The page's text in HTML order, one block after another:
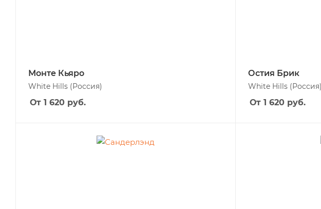
Монте Кьяро
White Hills (Россия)
От 1 620 руб.
Остия Брик
White Hills (Россия)
От 1 620 руб.